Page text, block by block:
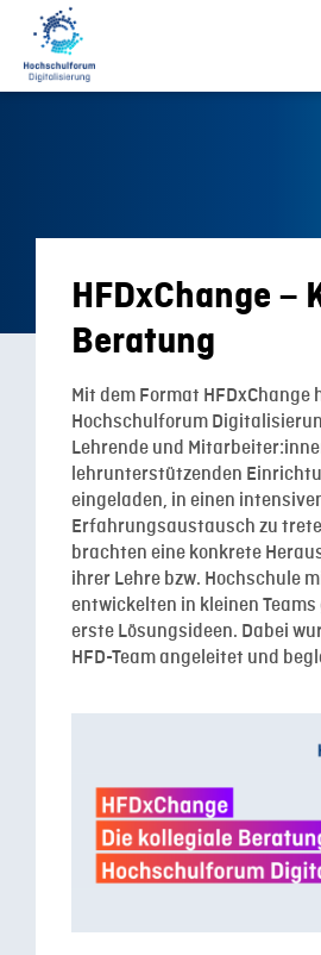
HFDxChange –
Beratung
Mit dem Format HFDxChange
Hochschulforum
Lehrende und
lehrunterstützenden
eingeladen, in einen
Erfahrungsaustausch zu
brachten eine konkrete
ihrer Lehre bzw. Hochschule
entwickelten in kleinen
erste Lösungsideen. Dabei
HFD-Team angeleitet und